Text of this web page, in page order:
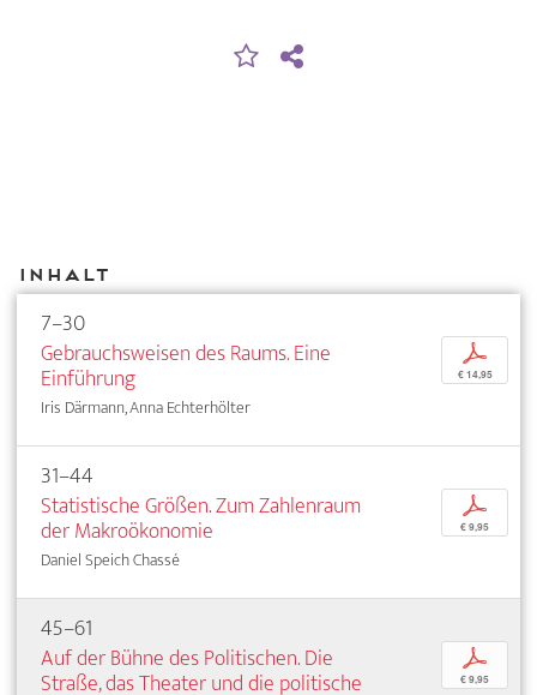
Inhalt
7–30
Gebrauchsweisen des Raums. Eine
Einführung
Iris Därmann, Anna Echterhölter
p
€ 14,95
31–44
Statistische Größen. Zum Zahlenraum
der Makroökonomie
Daniel Speich Chassé
p
€ 9,95
45–61
Auf der Bühne des Politischen. Die
Straße, das Theater und die politische
p
€ 9,95